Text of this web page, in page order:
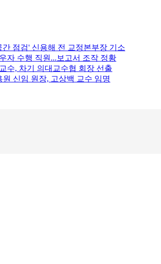
점검' 신용해 전 교정본부장 기소
자 수행 직원...보고서 조작 정황
수, 차기 의대교수협 회장 선출
신임 원장, 고상백 교수 임명